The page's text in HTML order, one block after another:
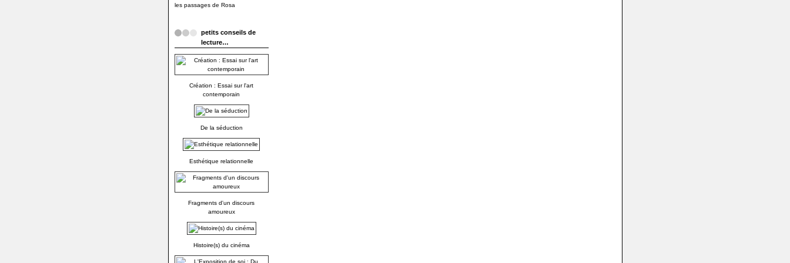
les passages de Rosa
petits conseils de
lecture…
Création : Essai sur l'art
contemporain
De la séduction
Esthétique relationnelle
Fragments d'un discours
amoureux
Histoire(s) du cinéma